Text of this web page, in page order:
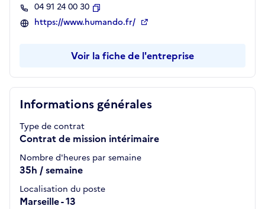
Informations générales
Type de contrat
Contrat de mission intérimaire
Nombre d'heures par semaine
35h / semaine
Localisation du poste
Marseille - 13
04 91 24 00 30
Copier
https://www.humando.fr/
Voir la fiche de l'entreprise